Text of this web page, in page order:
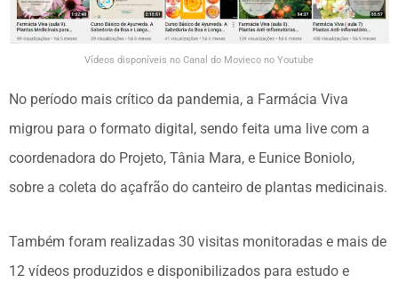
Vídeos disponíveis no Canal do Movieco no Youtube
No período mais crítico da pandemia, a Farmácia Viva
migrou para o formato digital, sendo feita uma live com a
coordenadora do Projeto, Tânia Mara, e Eunice Boniolo,
sobre a coleta do açafrão do canteiro de plantas medicinais.
Também foram realizadas 30 visitas monitoradas e mais de
12 vídeos produzidos e disponibilizados para estudo e